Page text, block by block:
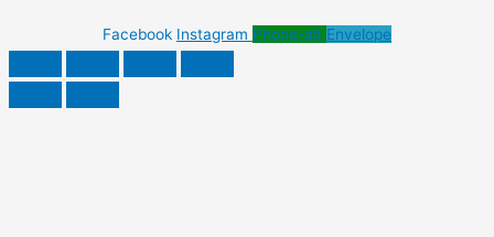
Facebook Instagram Phone-alt Envelope